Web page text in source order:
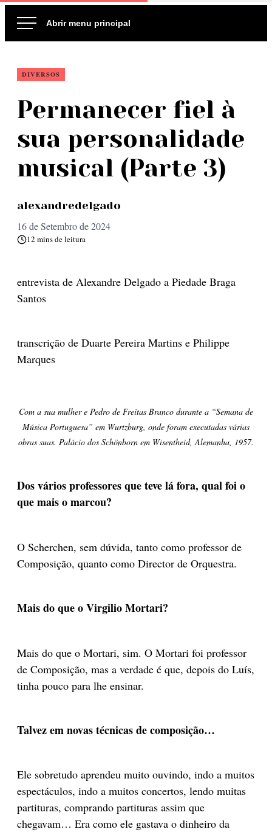
para
o
DIVERSOS
Permanecer fiel à
sua personalidade
musical (Parte 3)
alexandredelgado
16 de Setembro de 2024
12 mins de leitura
entrevista de Alexandre Delgado a Piedade Braga
Santos
transcrição de Duarte Pereira Martins e Philippe
Marques
Com a sua mulher e Pedro de Freitas Branco durante a “Semana de
Música Portuguesa” em Wurtzburg, onde foram executadas várias
obras suas. Palácio dos Schönborn em Wisentheid, Alemanha, 1957.
Dos vários professores que teve lá fora, qual foi o
que mais o marcou?
O Scherchen, sem dúvida, tanto como professor de
Composição, quanto como Director de Orquestra.
Mais do que o Virgilio Mortari?
Mais do que o Mortari, sim. O Mortari foi professor
de Composição, mas a verdade é que, depois do Luís,
tinha pouco para lhe ensinar.
Talvez em novas técnicas de composição…
Ele sobretudo aprendeu muito ouvindo, indo a muitos
espectáculos, indo a muitos concertos, lendo muitas
partituras, comprando partituras assim que
chegavam… Era como ele gastava o dinheiro da